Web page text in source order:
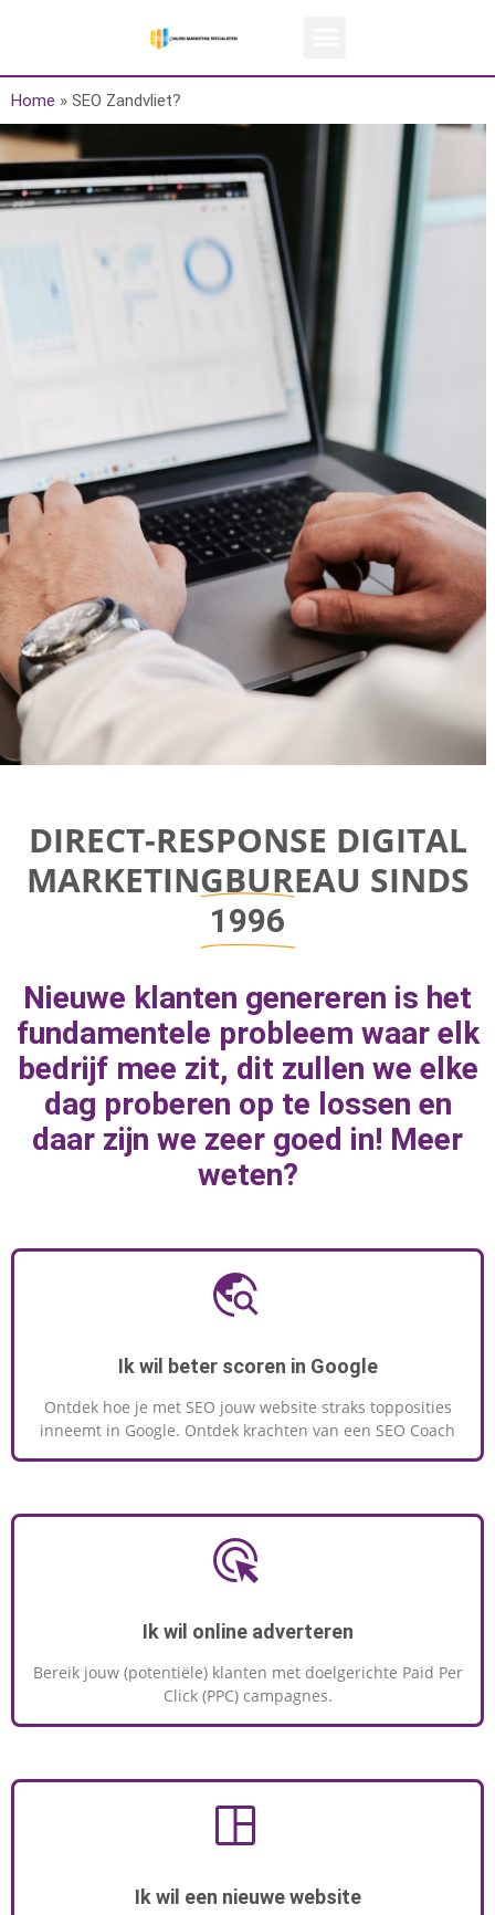
Home » SEO Zandvliet?
Direct-response
Digital
Marketing Bureau
marketingknoppen te draaien om naar
geweldige resultaten toe te werken.
MEER INFORMATIE
DIRECT-RESPONSE DIGITAL
MARKETINGBUREAU SINDS
1996
Nieuwe klanten genereren is het
fundamentele probleem waar elk
bedrijf mee zit, dit zullen we elke
dag proberen op te lossen en
daar zijn we zeer goed in! Meer
weten?
Ik wil beter scoren in Google
Ontdek hoe je met SEO jouw website straks topposities
inneemt in Google. Ontdek krachten van een SEO Coach
Ik wil online adverteren
Bereik jouw (potentiële) klanten met doelgerichte Paid Per
Click (PPC) campagnes.
Ik wil een nieuwe website